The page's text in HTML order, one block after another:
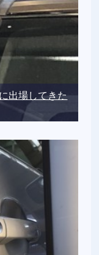
出場してきた